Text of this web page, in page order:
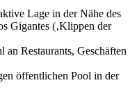
Lage in der Nähe des
Gigantes (‚Klippen der
Restaurants, Geschäften
öffentlichen Pool in der